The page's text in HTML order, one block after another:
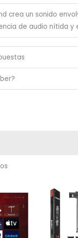
crea un sonido
de audio nítida y